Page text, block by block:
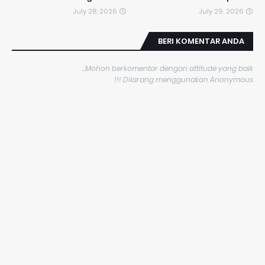
July 29, 2026
July 28, 2026
BERI KOMENTAR ANDA
Mohon berkomentar dengan attitude yang baik...
Dilarang menggunakan Anonymous !!!